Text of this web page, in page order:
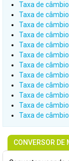
Taxa de
Taxa de
Taxa de
Taxa de
Taxa de
Taxa de
Taxa de
Taxa de
Taxa de
Taxa de
Taxa de
Taxa de
CONVERSOR DE